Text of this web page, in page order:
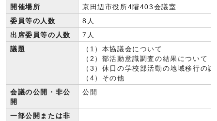
開催場所
京田辺市役所4階403会議室
委員等の人数
8人
出席委員等の人数
7人
議題
（1）本協議会について
（2）部活動意識調査の結果について
（3）休日の学校部活動の地域移行の
（4）その他
会議の公開・非公
開
公開
一部公開または非